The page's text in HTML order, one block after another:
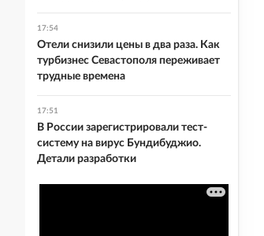
17:54
Отели снизили цены в два раза. Как
турбизнес Севастополя переживает
трудные времена
17:51
В России зарегистрировали тест-
систему на вирус Бундибуджио.
Детали разработки